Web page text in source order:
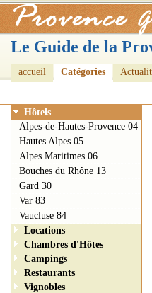
Le Guide de la
accueil Catégories
Hôtels
Alpes-de-Hautes-Provence 04
Hautes Alpes 05
Alpes Maritimes 06
Bouches du Rhône 13
Gard 30
Var 83
Vaucluse 84
Locations
Chambres d'Hôtes
Campings
Restaurants
Vignobles